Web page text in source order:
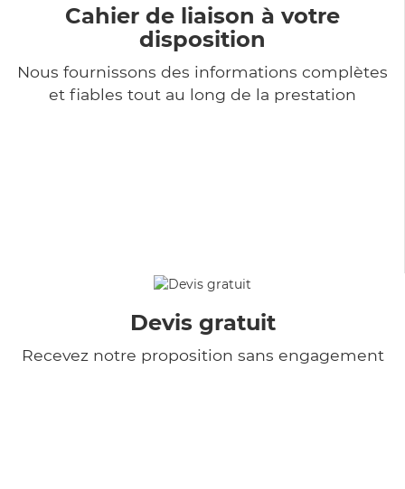
Cahier de liaison à votre
disposition
Nous fournissons des informations complètes
et fiables tout au long de la prestation
Devis gratuit
Recevez notre proposition sans engagement